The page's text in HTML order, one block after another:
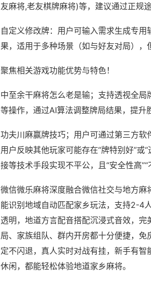
友麻将,老友棋牌麻将)等，建议通过正规
自定义修改牌：用户可输入需求生成专
果，适用于多种场景（如与好友对局），
聚焦相关游戏功能优势与特色！
中至余干麻将怎么老是输；支持透视全
等操作，通过AI算法调整牌局结果，提升
功夫川麻赢牌技巧；用户可通过第三方软
用户反映其他玩家可能存在“牌特别好”或
接等技术手段实现不平公，且“安全性高”“
微信微乐麻将深度融合微信社交与地方
能识别地域自动匹配家乡玩法，支持2-4
透明，地道方言配音搭配沉浸式音效，
局、家族组队、群内开房都十分便捷，
定不闪退，真人实时对战有挂，新手有
休闲，都能轻松体验地道家乡麻将。